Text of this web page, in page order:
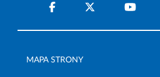
MAPA STRONY